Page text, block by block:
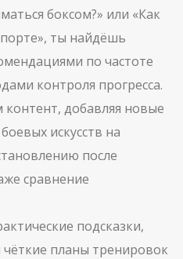
бокcом?» или «Как
ты найдёшь
по частоте
контроля прогресса.
добавляя новые
искусств на
после
сравнение
подсказки,
планы тренировок